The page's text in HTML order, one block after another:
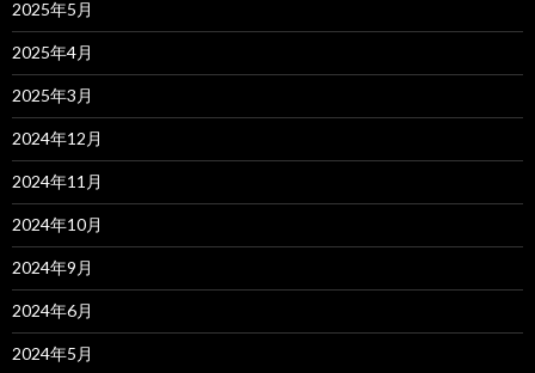
2025年5月
2025年4月
2025年3月
2024年12月
2024年11月
2024年10月
2024年9月
2024年6月
2024年5月